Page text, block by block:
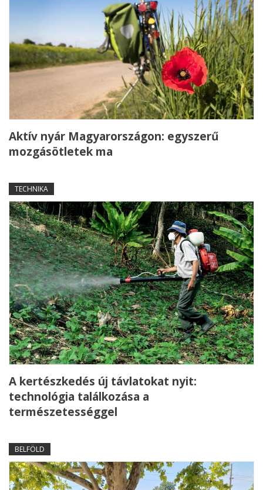
Aktív nyár Magyarországon: egyszerű
mozgásötletek ma
TECHNIKA
A kertészkedés új távlatokat nyit:
technológia találkozása a
természetességgel
BELFÖLD